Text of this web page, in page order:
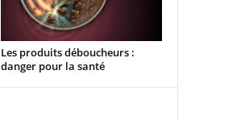
Les produits déboucheurs :
danger pour la santé